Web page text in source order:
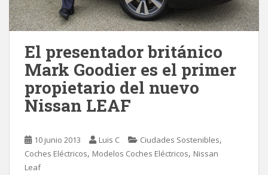
El presentador británico
Mark Goodier es el primer
propietario del nuevo
Nissan LEAF
10 junio 2013 Luis C Ciudades Sostenibles,
Coches Eléctricos, Modelos Coches Eléctricos, Nissan
Leaf